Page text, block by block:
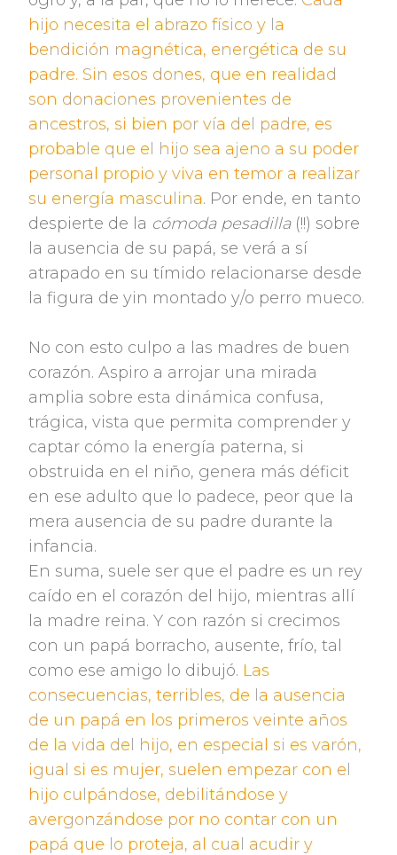
hijo necesita el abrazo físico y la
bendición magnética, energética de su
padre. Sin esos dones, que en realidad
son donaciones provenientes de
ancestros, si bien por vía del padre, es
probable que el hijo sea ajeno a su poder
personal propio y viva en temor a realizar
su energía masculina. Por ende, en tanto
despierte de la cómoda pesadilla(!!) sobre
la ausencia de su papá, se verá a sí
atrapado en su tímido relacionarse desde
la figura de yin montado y/o perro mueco.
No con esto culpo a las madres de buen
corazón. Aspiro a arrojar una mirada
amplia sobre esta dinámica confusa,
trágica, vista que permita comprender y
captar cómo la energía paterna, si
obstruida en el niño, genera más déficit
en ese adulto que lo padece, peor que la
mera ausencia de su padre durante la
infancia.
En suma, suele ser que el padre es un rey
caído en el corazón del hijo, mientras allí
la madre reina. Y con razón si crecimos
con un papá borracho, ausente, frío, tal
como ese amigo lo dibujó. Las
consecuencias, terribles, de la ausencia
de un papá en los primeros veinte años
de la vida del hijo, en especial si es varón,
igual si es mujer, suelen empezar con el
hijo culpándose, debilitándose y
avergonzándose por no contar con un
papá que lo proteja, al cual acudir y